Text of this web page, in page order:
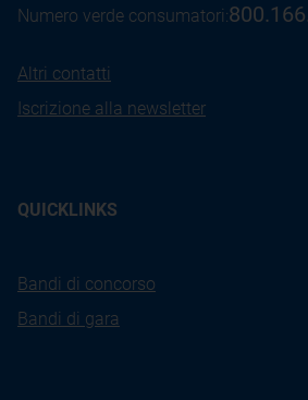
Numero verde consumatori:
Altri contatti
Iscrizione alla newsletter
QUICKLINKS
Bandi di concorso
Bandi di gara